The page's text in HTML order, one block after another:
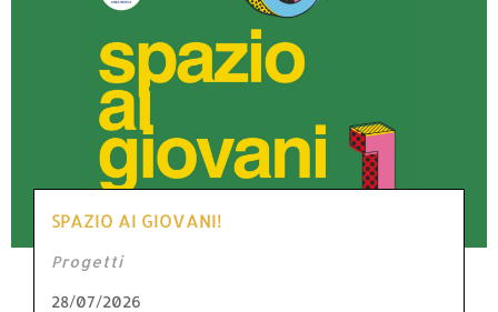
SPAZIO AI GIOVANI!
Progetti
28/07/2026